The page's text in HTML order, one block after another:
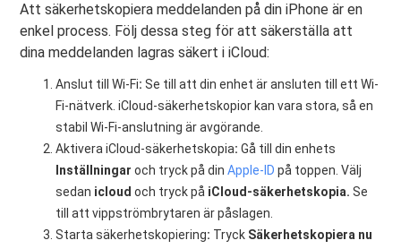
Att säkerhetskopiera meddelanden på din iPhone är en
enkel process. Följ dessa steg för att säkerställa att
dina meddelanden lagras säkert i iCloud:
Anslut till Wi-Fi: Se till att din enhet är ansluten till ett Wi-
Fi-nätverk. iCloud-säkerhetskopior kan vara stora, så en
stabil Wi-Fi-anslutning är avgörande.
Aktivera iCloud-säkerhetskopia: Gå till din enhets
Inställningar och tryck på dinApple-ID på toppen. Välj
sedan icloud och tryck på iCloud-säkerhetskopia. Se
till att vippströmbrytaren är påslagen.
Starta säkerhetskopiering: Tryck Säkerhetskopiera nu